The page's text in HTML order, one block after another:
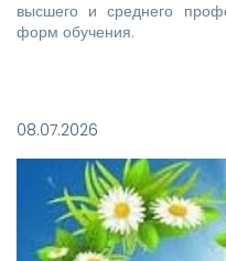
высшего и среднего
форм обучения.
высококвалифицированных
стать надежной опорой и
страны.
08.07.2026